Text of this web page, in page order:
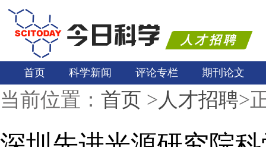
人才招聘
首页 科学新闻 评论专栏 期刊论文
当前位置： 首页 >人才招聘>